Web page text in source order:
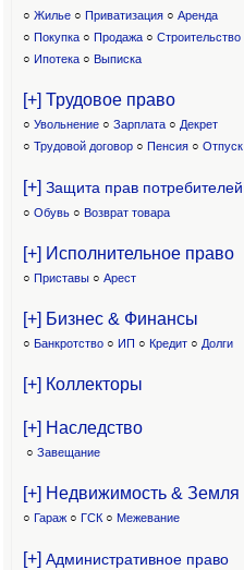
○ Жилье ○ Приватизация ○ Аренда
○ Покупка ○ Продажа ○ Строительство
○ Ипотека ○ Выписка
[+] Трудовое право
○ Увольнение ○ Зарплата ○ Декрет
○ Трудовой договор ○ Пенсия ○ Отпуск
[+] Защита прав потребителей
○ Обувь ○ Возврат товара
[+] Исполнительное право
○ Приставы ○ Арест
[+] Бизнес & Финансы
○ Банкротство ○ ИП ○ Кредит ○ Долги
[+] Коллекторы
[+] Наследство
○ Завещание
[+] Недвижимость & Земля
○ Гараж ○ ГСК ○ Межевание
[+] Административное право